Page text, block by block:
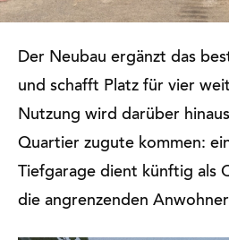
Der Neubau ergänzt das
und schafft Platz für vier
Nutzung wird darüber
Quartier zugute kommen:
Tiefgarage dient künftig als
die angrenzenden